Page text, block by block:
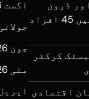
ڈرون
حملے، مارب اور حضرالموت میں 45 افراد
کرکٹر
اقتصادی
اگست 2026
جولائی
جون 2026
مئی 2026
اپریل